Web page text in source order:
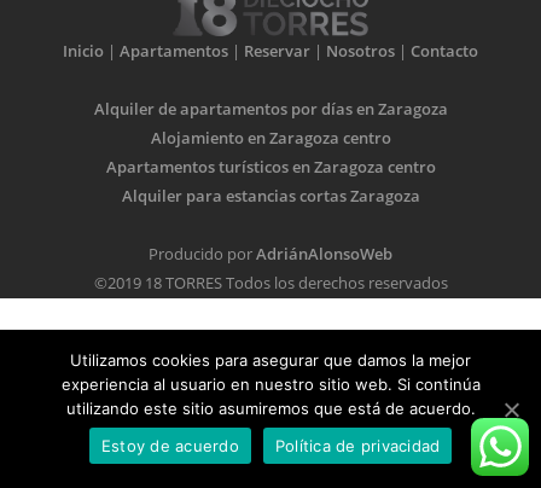
Inicio | Apartamentos | Reservar | Nosotros | Contacto
Alquiler de apartamentos por días en Zaragoza
Alojamiento en Zaragoza centro
Apartamentos turísticos en Zaragoza centro
Alquiler para estancias cortas Zaragoza
Producido porAdriánAlonsoWeb
©2019 18 TORRES Todos los derechos reservados
Utilizamos cookies para asegurar que damos la mejor
experiencia al usuario en nuestro sitio web. Si continúa
utilizando este sitio asumiremos que está de acuerdo.
Estoy de acuerdo
Política de privacidad